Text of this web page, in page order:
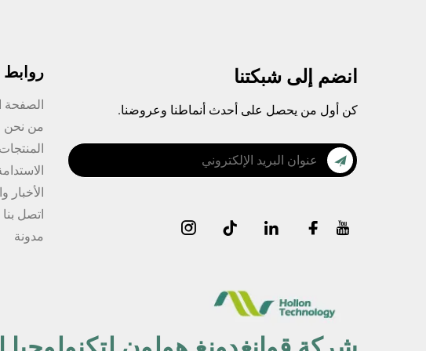
انضم إلى شبكتنا
كن أول من يحصل على أحدث أنماطنا وعروضنا.
الصفحة
من نحن
المنتجات
الأخبار
اتصل بنا
مدونة